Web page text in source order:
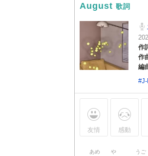
August 歌詞
作
作
編
友情 感動
あめ や うご